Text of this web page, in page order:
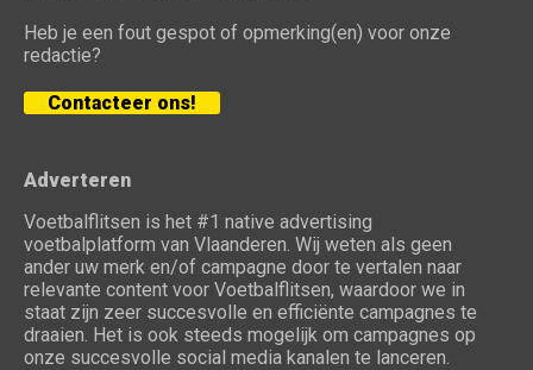
Heb je een fout gespot of opmerking(en) voor onze
redactie?
Contacteer ons!
Adverteren
Voetbalflitsen is het #1 native advertising
voetbalplatform van Vlaanderen. Wij weten als geen
ander uw merk en/of campagne door te vertalen naar
relevante content voor Voetbalflitsen, waardoor we in
staat zijn zeer succesvolle en efficiënte campagnes te
draaien. Het is ook steeds mogelijk om campagnes op
onze succesvolle social media kanalen te lanceren.